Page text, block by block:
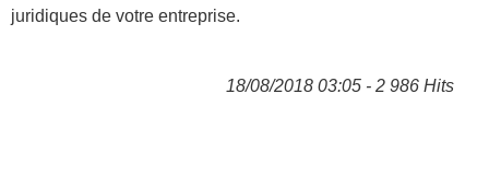
juridiques de votre entreprise.
18/08/2018 03:05 - 2 986 Hits